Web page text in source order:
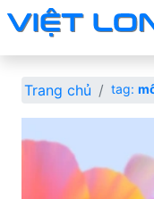
Trang chủ tag: